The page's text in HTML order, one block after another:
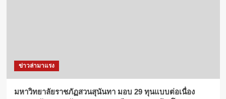
ข่าวล่ามาแรง
มหาวิทยาลัยราชภัฏสวนสุนันทา มอบ 29 ทุนแบบต่อเนื่อง